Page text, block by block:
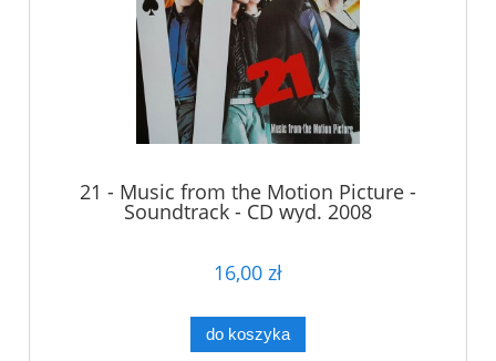
21 - Music from the Motion Picture -
Soundtrack - CD wyd. 2008
16,00 zł
do koszyka